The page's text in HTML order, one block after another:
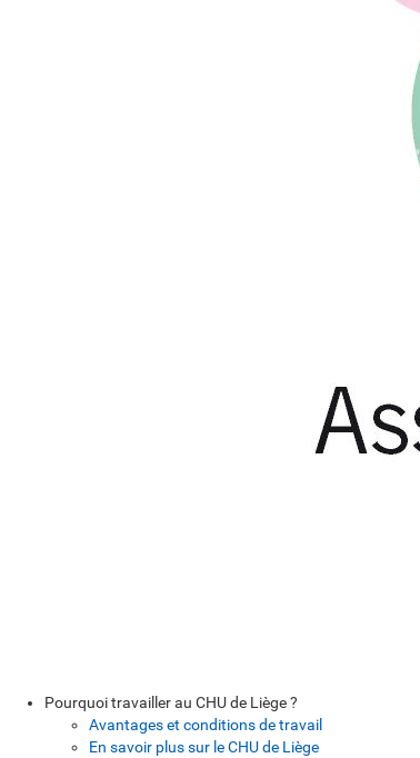
Pourquoi travailler au CHU de Liège ?
Avantages et conditions de travail
En savoir plus sur le CHU de Liège